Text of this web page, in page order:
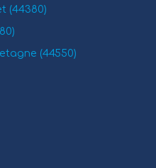
(44380)
(44550)